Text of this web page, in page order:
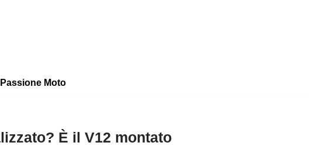
Passione Moto
È il V12 montato